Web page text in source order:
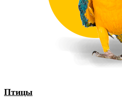
Птицы